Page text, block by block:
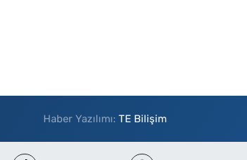
Haber Yazılımı:TE Bilişim